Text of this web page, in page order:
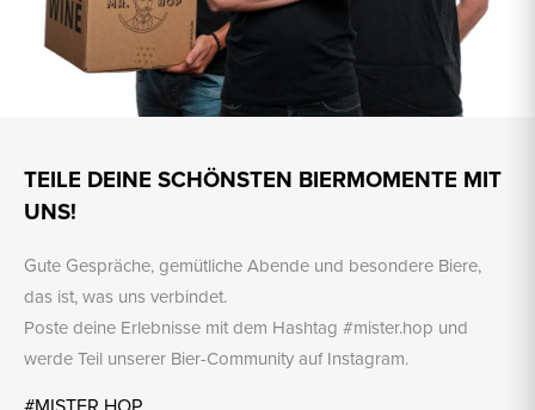
TEILE DEINE SCHÖNSTEN BIERMOMENTE MIT
UNS!
Gute Gespräche, gemütliche Abende und besondere Biere,
das ist, was uns verbindet.
Poste deine Erlebnisse mit dem Hashtag #mister.hop und
werde Teil unserer Bier-Community auf Instagram.